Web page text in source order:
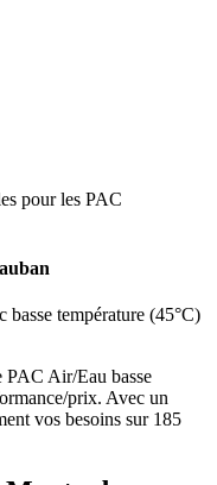
pour les PAC
basse température (45°C)
Air/Eau basse
prix. Avec un
vos besoins sur 185